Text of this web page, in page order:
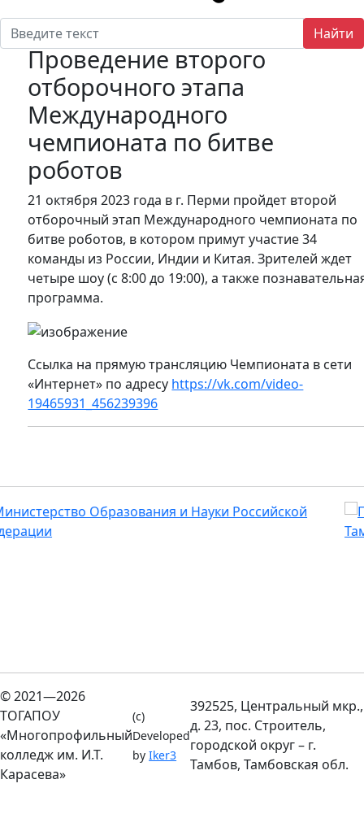
Найти
Проведение второго
отборочного этапа
Международного
чемпионата по битве
роботов
21 октября 2023 года в г. Перми пройдет второй
отборочный этап Международного чемпионата по
битве роботов, в котором примут участие 34
команды из России, Индии и Китая. Зрителей ждет
четыре шоу (с 8:00 до 19:00), а также
программа.
Ссылка на прямую трансляцию Чемпионата в сети
«Интернет» по адресу https://vk.com/video-
19465931_456239396
© 2021—2026
ТОГАПОУ
«Многопрофильный
колледж им. И.Т.
Карасева»
(c)
Developed
byIker3
392525, Центральный мкр.,
д. 23, пос. Строитель,
городской округ – г.
Тамбов, Тамбовская обл.